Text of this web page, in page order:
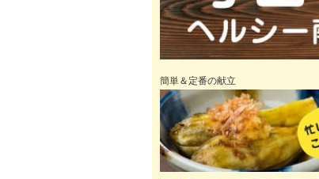
簡単＆定番の献立